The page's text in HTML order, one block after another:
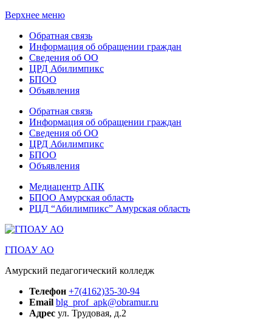
Верхнее меню
Обратная связь
Информация об обращении граждан
Сведения об ОО
ЦРД Абилимпикс
БПОО
Объявления
Обратная связь
Информация об обращении граждан
Сведения об ОО
ЦРД Абилимпикс
БПОО
Объявления
Медиацентр АПК
БПОО Амурская область
РЦД “Абилимпикс” Амурская область
ГПОАУ АО
Амурский педагогический колледж
Телефон +7(4162)35-30-94
Email blg_prof_apk@obramur.ru
Адрес ул. Трудовая, д.2